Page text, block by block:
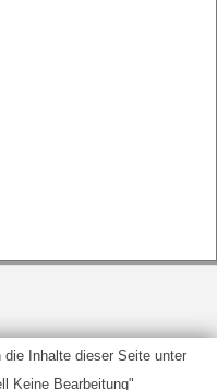
die Inhalte dieser Seite unter